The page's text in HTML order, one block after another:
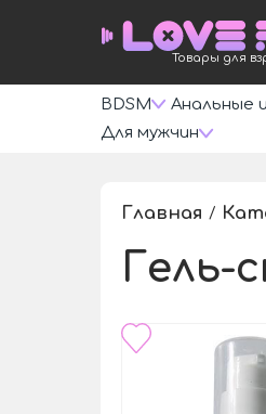
Товары для
BDSM Анальные
Для мужчин
Главная /
Гель-